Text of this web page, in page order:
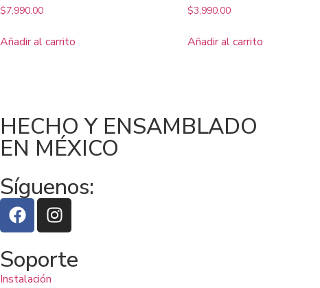
$7,990.00
Añadir al carrito
$3,990.00
Añadir al carrito
HECHO Y ENSAMBLADO
EN MÉXICO
Síguenos:
Soporte
Instalación